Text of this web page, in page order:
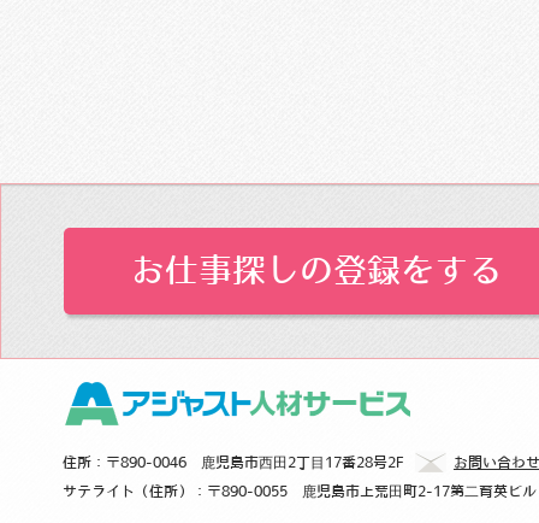
お仕事探しの登録をする
住所：〒890-0046 鹿児島市西田2丁目17番28号2F mail
お問い合わ
サテライト（住所）：〒890-0055 鹿児島市上荒田町2-17第二育英ビル